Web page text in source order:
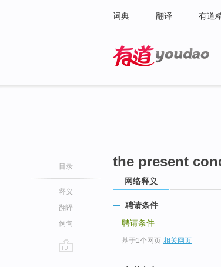
词典 翻译 有道
目录
释义
翻译
例句
the present
网络释义
聘请条件
聘请条件
基于1个网页-相关网页